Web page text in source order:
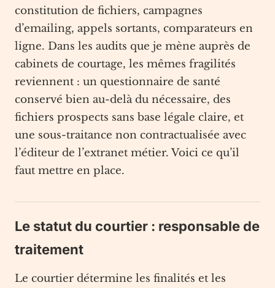
constitution de fichiers, campagnes
d’emailing, appels sortants, comparateurs en
ligne. Dans les audits que je mène auprès de
cabinets de courtage, les mêmes fragilités
reviennent : un questionnaire de santé
conservé bien au-delà du nécessaire, des
fichiers prospects sans base légale claire, et
une sous-traitance non contractualisée avec
l’éditeur de l’extranet métier. Voici ce qu’il
faut mettre en place.
Le statut du courtier : responsable de
traitement
Le courtier détermine les finalités et les